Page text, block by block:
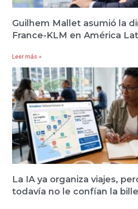
Guilhem Mallet asumió la
France-KLM en América
Leer más »
La IA ya organiza viajes,
todavía no le confían la